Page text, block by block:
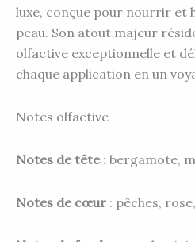
luxe, conçue pour nourrir et
peau. Son atout majeur
olfactive exceptionnelle et
chaque application en un
Notes olfactive
Notes de tête: bergamote,
Notes de cœur : pêches,